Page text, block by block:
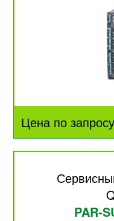
Цена по запросу
PAR-